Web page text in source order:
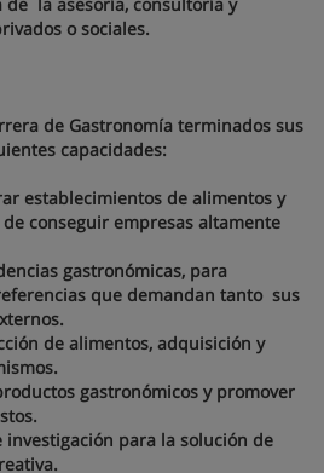
o sociales.
de Gastronomía terminados sus
capacidades:
establecimientos de alimentos y
conseguir empresas altamente
gastronómicas, para
que demandan tanto sus
de alimentos, adquisición y
gastronómicos y promover
para la solución de